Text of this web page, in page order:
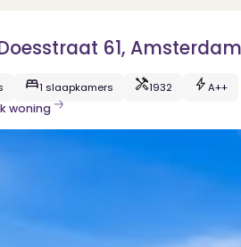
61,
1 slaapkamers 1932 A++
woning